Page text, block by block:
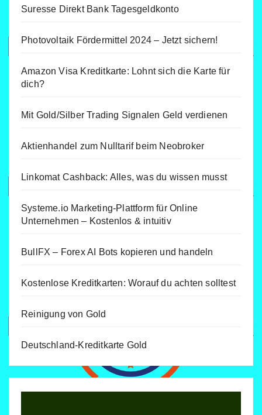
Suresse Direkt Bank Tagesgeldkonto
Photovoltaik Fördermittel 2024 – Jetzt sichern!
Amazon Visa Kreditkarte: Lohnt sich die Karte für
dich?
Mit Gold/Silber Trading Signalen Geld verdienen
Aktienhandel zum Nulltarif beim Neobroker
Linkomat Cashback: Alles, was du wissen musst
Systeme.io Marketing-Plattform für Online
Unternehmen – Kostenlos & intuitiv
BullFX – Forex AI Bots kopieren und handeln
Kostenlose Kreditkarten: Worauf du achten solltest
Reinigung von Gold
Deutschland-Kreditkarte Gold